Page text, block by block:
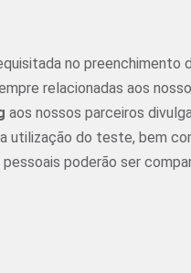
no
relacionadas aos
aos nossos parceiros
do teste, bem
poderão ser